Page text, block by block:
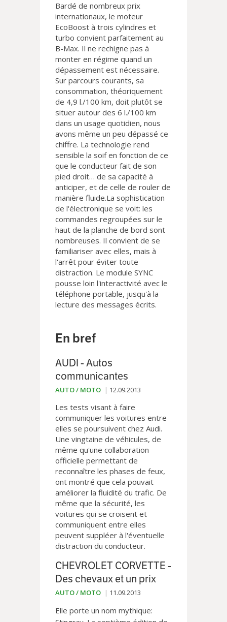
Bardé de nombreux prix
internationaux, le moteur
EcoBoost à trois cylindres et
turbo convient parfaitement au
B-Max. Il ne rechigne pas à
monter en régime quand un
dépassement est nécessaire.
Sur parcours courants, sa
consommation, théoriquement
de 4,9 l./100 km, doit plutôt se
situer autour des 6 l./100 km
dans un usage quotidien, nous
avons même un peu dépassé ce
chiffre. La technologie rend
sensible la soif en fonction de ce
que le conducteur fait de son
pied droit… de sa capacité à
anticiper, et de celle de rouler de
manière fluide.La sophistication
de l'électronique se voit: les
commandes regroupées sur le
haut de la planche de bord sont
nombreuses. Il convient de se
familiariser avec elles, mais à
l'arrêt pour éviter toute
distraction. Le module SYNC
pousse loin l'interactivité avec le
téléphone portable, jusqu'à la
lecture des messages écrits.
En bref
AUDI - Autos
communicantes
AUTO / MOTO 12.09.2013
Les tests visant à faire
communiquer les voitures entre
elles se poursuivent chez Audi.
Une vingtaine de véhicules, de
même qu'une collaboration
officielle permettant de
reconnaître les phases de feux,
ont montré que cela pouvait
améliorer la fluidité du trafic. De
même que la sécurité, les
voitures qui se croisent et
communiquent entre elles
peuvent suppléer à l'éventuelle
distraction du conducteur.
CHEVROLET CORVETTE -
Des chevaux et un prix
AUTO / MOTO 11.09.2013
Elle porte un nom mythique: